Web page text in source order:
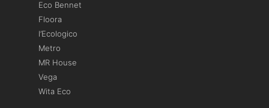
Eco Bennet
Floora
l’Ecologico
Metro
MR House
Vega
Wita Eco